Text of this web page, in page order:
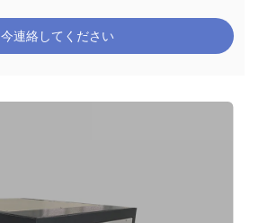
今連絡してください